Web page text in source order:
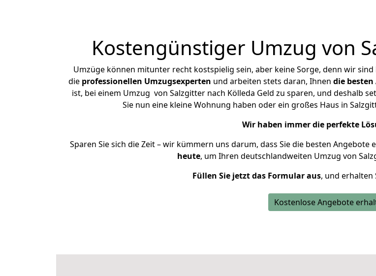
Kostengünstiger Umzug von
Umzüge können mitunter recht kostspielig sein, aber keine Sorge, denn wir sind
die professionellen Umzugsexperten und arbeiten stets daran, Ihnen die besten
ist, bei einem Umzug von Salzgitter nach Kölleda Geld zu sparen, und deshalb
Sie nun eine kleine Wohnung haben oder ein großes Haus in
Wir haben immer die perfekte
Sparen Sie sich die Zeit – wir kümmern uns darum, dass Sie die besten Angebote
heute, um Ihren deutschlandweiten Umzug von
Füllen Sie jetzt das Formular aus, und erhalten
Kostenlose Angebote